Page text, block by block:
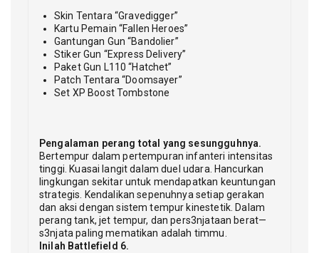
Skin Tentara “Gravedigger”
Kartu Pemain “Fallen Heroes”
Gantungan Gun “Bandolier”
Stiker Gun “Express Delivery”
Paket Gun L110 “Hatchet”
Patch Tentara “Doomsayer”
Set XP Boost Tombstone
Pengalaman perang total yang sesungguhnya.
Bertempur dalam pertempuran infanteri intensitas
tinggi. Kuasai langit dalam duel udara. Hancurkan
lingkungan sekitar untuk mendapatkan keuntungan
strategis. Kendalikan sepenuhnya setiap gerakan
dan aksi dengan sistem tempur kinestetik. Dalam
perang tank, jet tempur, dan pers3njataan berat—
s3njata paling mematikan adalah timmu.
Inilah Battlefield 6.